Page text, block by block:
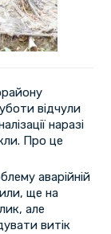
відчули
наразі
Про це
аварійній
ще на
але
витік